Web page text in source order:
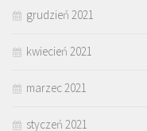
grudzień 2021
kwiecień 2021
marzec 2021
styczeń 2021